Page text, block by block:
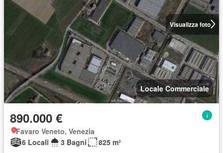
Visualizza foto
Locale Commerciale
890.000 €
Favaro Veneto, Venezia
6 Locali
3 Bagni 825 m²